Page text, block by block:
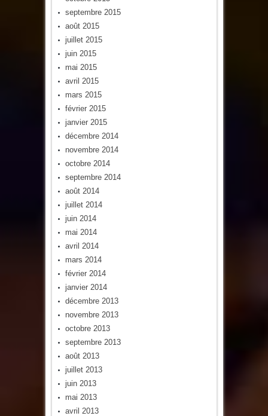
septembre 2015
août 2015
juillet 2015
juin 2015
mai 2015
avril 2015
mars 2015
février 2015
janvier 2015
décembre 2014
novembre 2014
octobre 2014
septembre 2014
août 2014
juillet 2014
juin 2014
mai 2014
avril 2014
mars 2014
février 2014
janvier 2014
décembre 2013
novembre 2013
octobre 2013
septembre 2013
août 2013
juillet 2013
juin 2013
mai 2013
avril 2013